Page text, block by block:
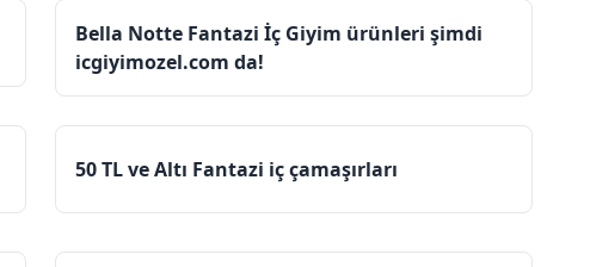
Bella Notte Fantazi İç Giyim ürünleri şimdi
icgiyimozel.com da!
50 TL ve Altı Fantazi iç çamaşırları